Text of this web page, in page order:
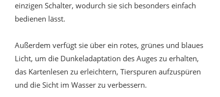
einzigen Schalter, wodurch sie sich besonders einfach
bedienen lässt.
Außerdem verfügt sie über ein rotes, grünes und blaues
Licht, um die Dunkeladaptation des Auges zu erhalten,
das Kartenlesen zu erleichtern, Tierspuren aufzuspüren
und die Sicht im Wasser zu verbessern.